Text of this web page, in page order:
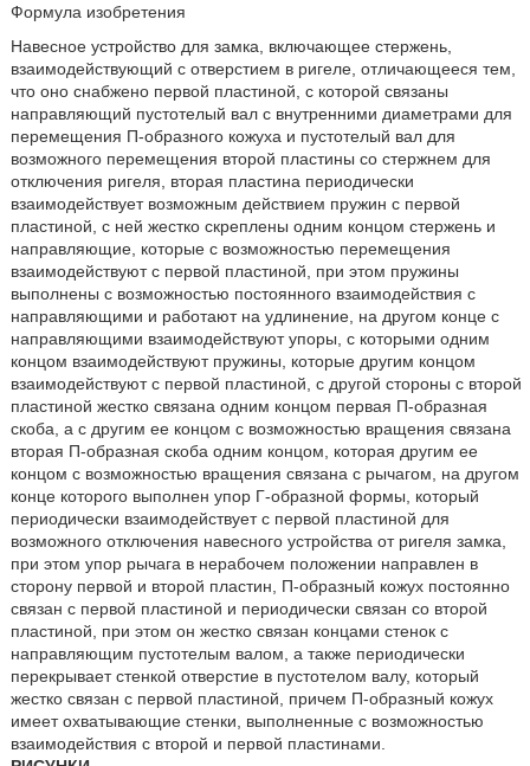
Формула изобретения
Навесное устройство для замка, включающее стержень,
взаимодействующий с отверстием в ригеле, отличающееся тем,
что оно снабжено первой пластиной, с которой связаны
направляющий пустотелый вал с внутренними диаметрами для
перемещения П-образного кожуха и пустотелый вал для
возможного перемещения второй пластины со стержнем для
отключения ригеля, вторая пластина периодически
взаимодействует возможным действием пружин с первой
пластиной, с ней жестко скреплены одним концом стержень и
направляющие, которые с возможностью перемещения
взаимодействуют с первой пластиной, при этом пружины
выполнены с возможностью постоянного взаимодействия с
направляющими и работают на удлинение, на другом конце с
направляющими взаимодействуют упоры, с которыми одним
концом взаимодействуют пружины, которые другим концом
взаимодействуют с первой пластиной, с другой стороны с второй
пластиной жестко связана одним концом первая П-образная
скоба, а с другим ее концом с возможностью вращения связана
вторая П-образная скоба одним концом, которая другим ее
концом с возможностью вращения связана с рычагом, на другом
конце которого выполнен упор Г-образной формы, который
периодически взаимодействует с первой пластиной для
возможного отключения навесного устройства от ригеля замка,
при этом упор рычага в нерабочем положении направлен в
сторону первой и второй пластин, П-образный кожух постоянно
связан с первой пластиной и периодически связан со второй
пластиной, при этом он жестко связан концами стенок с
направляющим пустотелым валом, а также периодически
перекрывает стенкой отверстие в пустотелом валу, который
жестко связан с первой пластиной, причем П-образный кожух
имеет охватывающие стенки, выполненные с возможностью
взаимодействия с второй и первой пластинами.